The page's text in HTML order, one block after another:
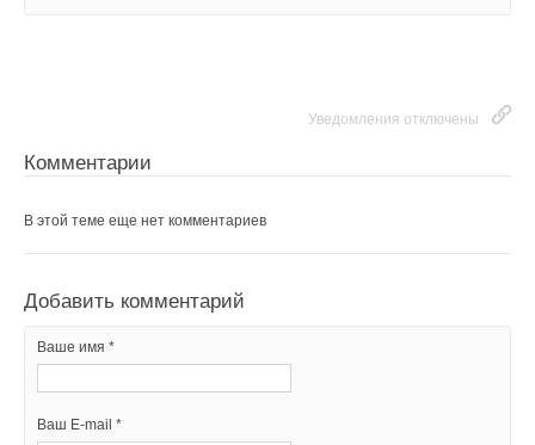
Уведомления отключены
Комментарии
В этой теме еще нет комментариев
Добавить комментарий
Ваше имя *
Ваш E-mail *